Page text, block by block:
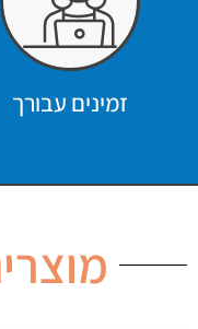
זמינים עבורך